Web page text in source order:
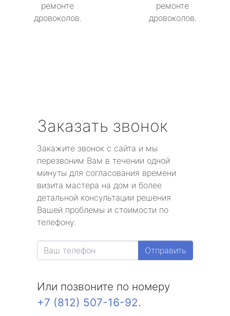
ремонте
дровоколов.
ремонте
дровоколов.
Заказать звонок
Закажите звонок с сайта и мы
перезвоним Вам в течении одной
минуты для согласования времени
визита мастера на дом и более
детальной консультации решения
Вашей проблемы и стоимости по
телефону.
Отправить
Или позвоните по номеру
+7 (812) 507-16-92.